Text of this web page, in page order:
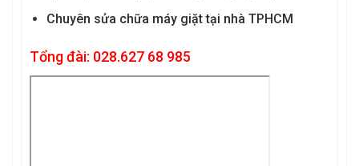
Chuyên sửa chữa máy giặt tại nhà TPHCM
Tổng đài: 028.627 68 985